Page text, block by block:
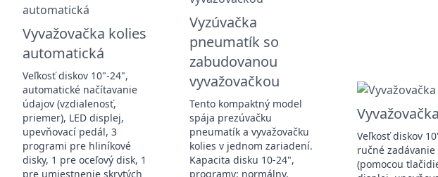
Vyvažovačka kolies
automatická
Veľkosť diskov 10"-24",
automatické načítavanie
údajov (vzdialenosť,
priemer), LED displej,
upevňovací pedál, 3
programi pre hliníkové
disky, 1 pre oceľový disk, 1
pre umiestnenie skrytých
Vyzúvačka
pneumatík so
zabudovanou
vyvažovačkou
Tento kompaktný model
spája prezúvačku
pneumatík a vyvažovačku
kolies v jednom zariadení.
Kapacita disku 10-24",
programy: normálny,
Veľkosť diskov
ručné
(pomocou